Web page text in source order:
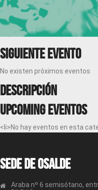
Siguiente evento
No existen próximos eventos
Descripción
Upcoming Eventos
<li>No hay eventos en esta
Sede de OSALDE
Araba nº 6 semisótano,